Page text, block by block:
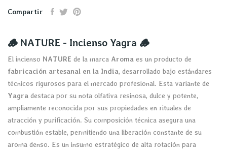
Compartir
🪵 NATURE - Incienso Yagra 🪵
El incienso NATURE de la marca Aroma es un producto de
fabricación artesanal en la India, desarrollado bajo estándares
técnicos rigurosos para el mercado profesional. Esta variante de
Yagra destaca por su nota olfativa resinosa, dulce y potente,
ampliamente reconocida por sus propiedades en rituales de
atracción y purificación. Su composición técnica asegura una
combustión estable, permitiendo una liberación constante de su
aroma denso. Es un insumo estratégico de alta rotación para